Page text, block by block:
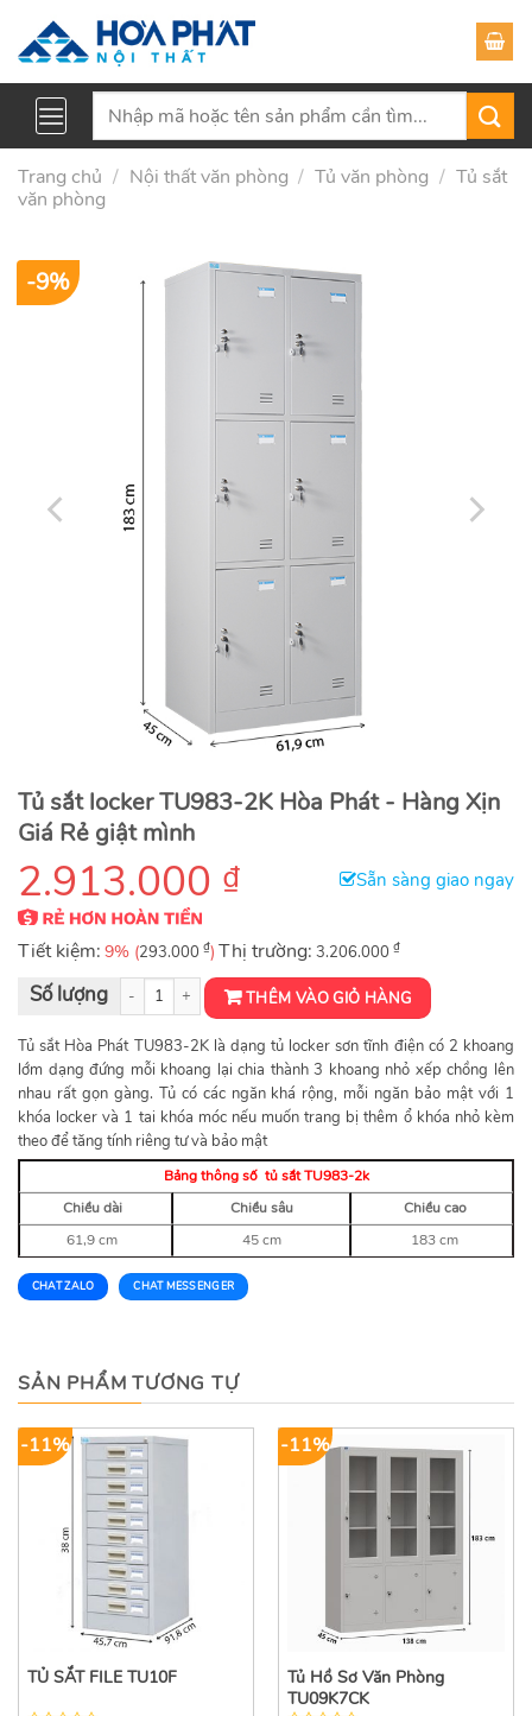
Tìm
Trang chủ / Nội thất văn phòng / Tủ văn phòng / Tủ sắt
văn phòng
-9%
Tủ sắt locker TU983-2K Hòa Phát - Hàng Xịn
Giá Rẻ giật mình
2.913.000 ₫ Sẵn sàng giao ngay
Tiết kiệm: 9% (293.000 ₫) Thị trường: 3.206.000 ₫
Tủ sắt sơn tĩnh điện 6 khoang TU983-2K số lượng
THÊM VÀO GIỎ HÀNG
Tủ sắt Hòa Phát TU983-2K là dạng tủ locker sơn tĩnh điện có 2 khoang
lớm dạng đứng mỗi khoang lại chia thành 3 khoang nhỏ xếp chồng lên
nhau rất gọn gàng. Tủ có các ngăn khá rộng, mỗi ngăn bảo mật với 1
khóa locker và 1 tai khóa móc nếu muốn trang bị thêm ổ khóa nhỏ kèm
theo để tăng tính riêng tư và bảo mật
Bảng thông số tủ sắt TU983-2k
Chiều dài
Chiều sâu
Chiều cao
61,9 cm
45 cm 183 cm
CHAT ZALO CHAT MESSENGER
SẢN PHẨM TƯƠNG TỰ
-11%
TỦ SẮT FILE TU10F
-11%
Tủ Hồ Sơ Văn Phòng
TU09K7CK